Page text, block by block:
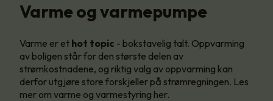
Varme og varmepumpe
Varme er et hot topic - bokstavelig talt. Oppvarming
av boligen står for den største delen av
strømkostnadene, og riktig valg av oppvarming kan
derfor utgjøre store forskjeller på strømregningen. Les
mer om varme og varmestyring her.